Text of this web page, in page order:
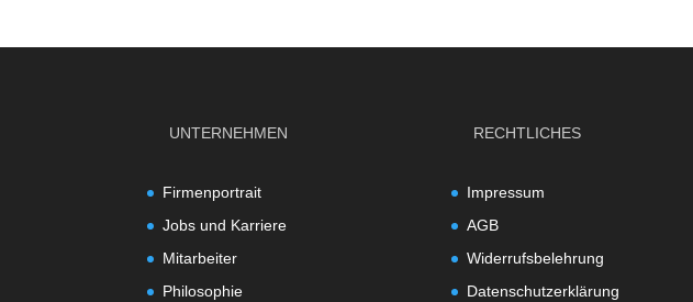
UNTERNEHMEN
Firmenportrait
Jobs und Karriere
Mitarbeiter
Philosophie
RECHTLICHES
Impressum
AGB
Widerrufsbelehrung
Datenschutzerklärung